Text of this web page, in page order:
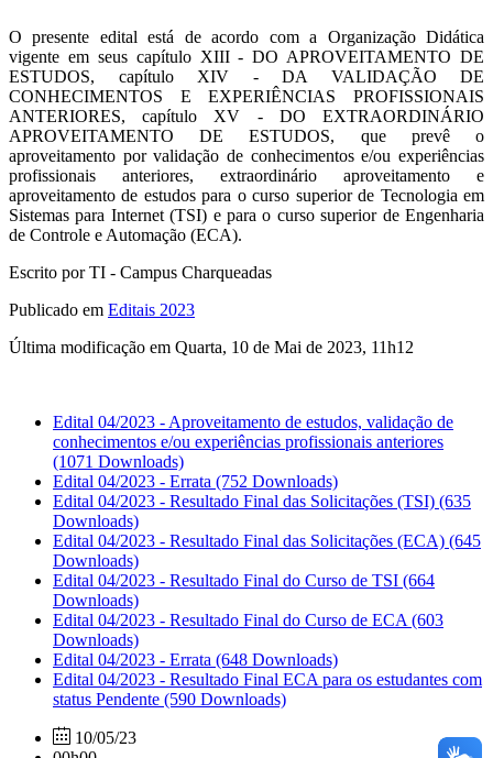
O presente edital está de acordo com a Organização Didática
vigente em seus capítulo XIII - DO APROVEITAMENTO DE
ESTUDOS, capítulo XIV - DA VALIDAÇÃO DE
CONHECIMENTOS E EXPERIÊNCIAS PROFISSIONAIS
ANTERIORES, capítulo XV - DO EXTRAORDINÁRIO
APROVEITAMENTO DE ESTUDOS, que prevê o
aproveitamento por validação de conhecimentos e/ou experiências
profissionais anteriores, extraordinário aproveitamento e
aproveitamento de estudos para o curso superior de Tecnologia em
Sistemas para Internet (TSI) e para o curso superior de Engenharia
de Controle e Automação (ECA).
Escrito por TI - Campus Charqueadas
Publicado em Editais 2023
Última modificação em Quarta, 10 de Mai de 2023, 11h12
Edital 04/2023 - Aproveitamento de estudos, validação de
conhecimentos e/ou experiências profissionais anteriores
(1071 Downloads)
Edital 04/2023 - Errata (752 Downloads)
Edital 04/2023 - Resultado Final das Solicitações (TSI) (635
Downloads)
Edital 04/2023 - Resultado Final das Solicitações (ECA) (645
Downloads)
Edital 04/2023 - Resultado Final do Curso de TSI (664
Downloads)
Edital 04/2023 - Resultado Final do Curso de ECA (603
Downloads)
Edital 04/2023 - Errata (648 Downloads)
Edital 04/2023 - Resultado Final ECA para os estudantes com
status Pendente (590 Downloads)
10/05/23